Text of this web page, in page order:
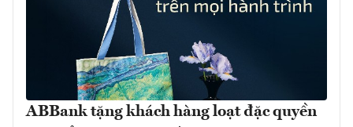
ABBank tặng khách hàng loạt đặc quyền